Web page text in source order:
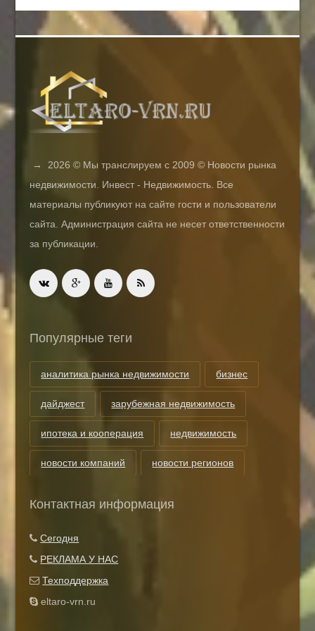
→ 2026 © Мы транслируем с 2009 © Новости рынка
недвижимости. Инвест - Недвижимость. Все
материалы публикуют на сайте гости и пользователи
сайта. Администрация сайта не несет ответственности
за публикации.
Популярные теги
аналитика рынка недвижимости бизнес
дайджест зарубежная недвижимость
ипотека и кооперация недвижимость
новости компаний новости регионов
Контактная информация
Сегодня
РЕКЛАМА У НАС
Техподдержка
eltaro-vrn.ru